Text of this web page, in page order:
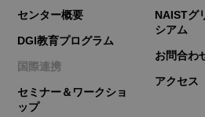
センター概要
DGI教育プログラム
国際連携
セミナー＆ワークショ
ップ
NAISTグ
シアム
お問合わ
アクセス